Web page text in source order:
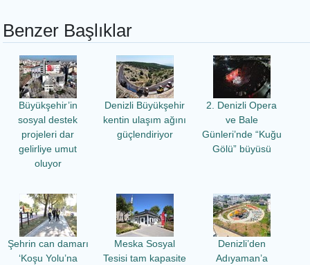
Benzer Başlıklar
Büyükşehir’in
sosyal destek
projeleri dar
gelirliye umut
oluyor
Denizli Büyükşehir
kentin ulaşım ağını
güçlendiriyor
2. Denizli Opera
ve Bale
Günleri’nde “Kuğu
Gölü” büyüsü
Şehrin can damarı
‘Koşu Yolu’na
Meska Sosyal
Tesisi tam kapasite
Denizli’den
Adıyaman’a